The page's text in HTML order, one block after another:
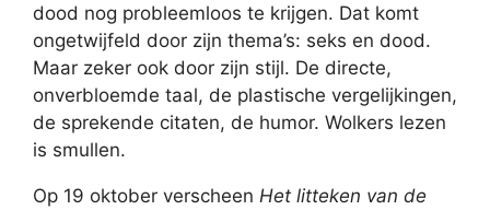
dood nog probleemloos te krijgen. Dat komt
ongetwijfeld door zijn thema’s: seks en dood.
Maar zeker ook door zijn stijl. De directe,
onverbloemde taal, de plastische vergelijkingen,
de sprekende citaten, de humor. Wolkers lezen
is smullen.
Op 19 oktober verscheen Het litteken van de